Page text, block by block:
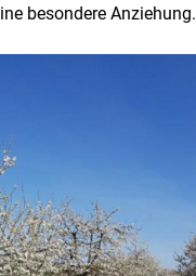
besondere Anziehung.